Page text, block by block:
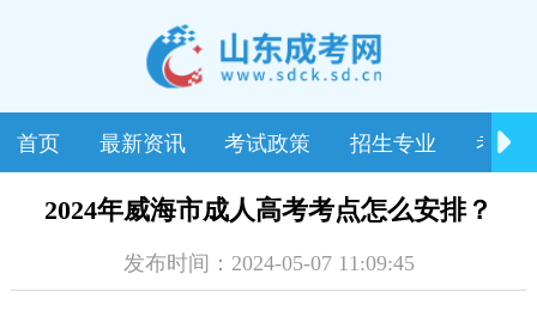
首页 最新资讯 考试政策 招生专业 考试
2024年威海市成人高考考点怎么安排？
发布时间：2024-05-07 11:09:45